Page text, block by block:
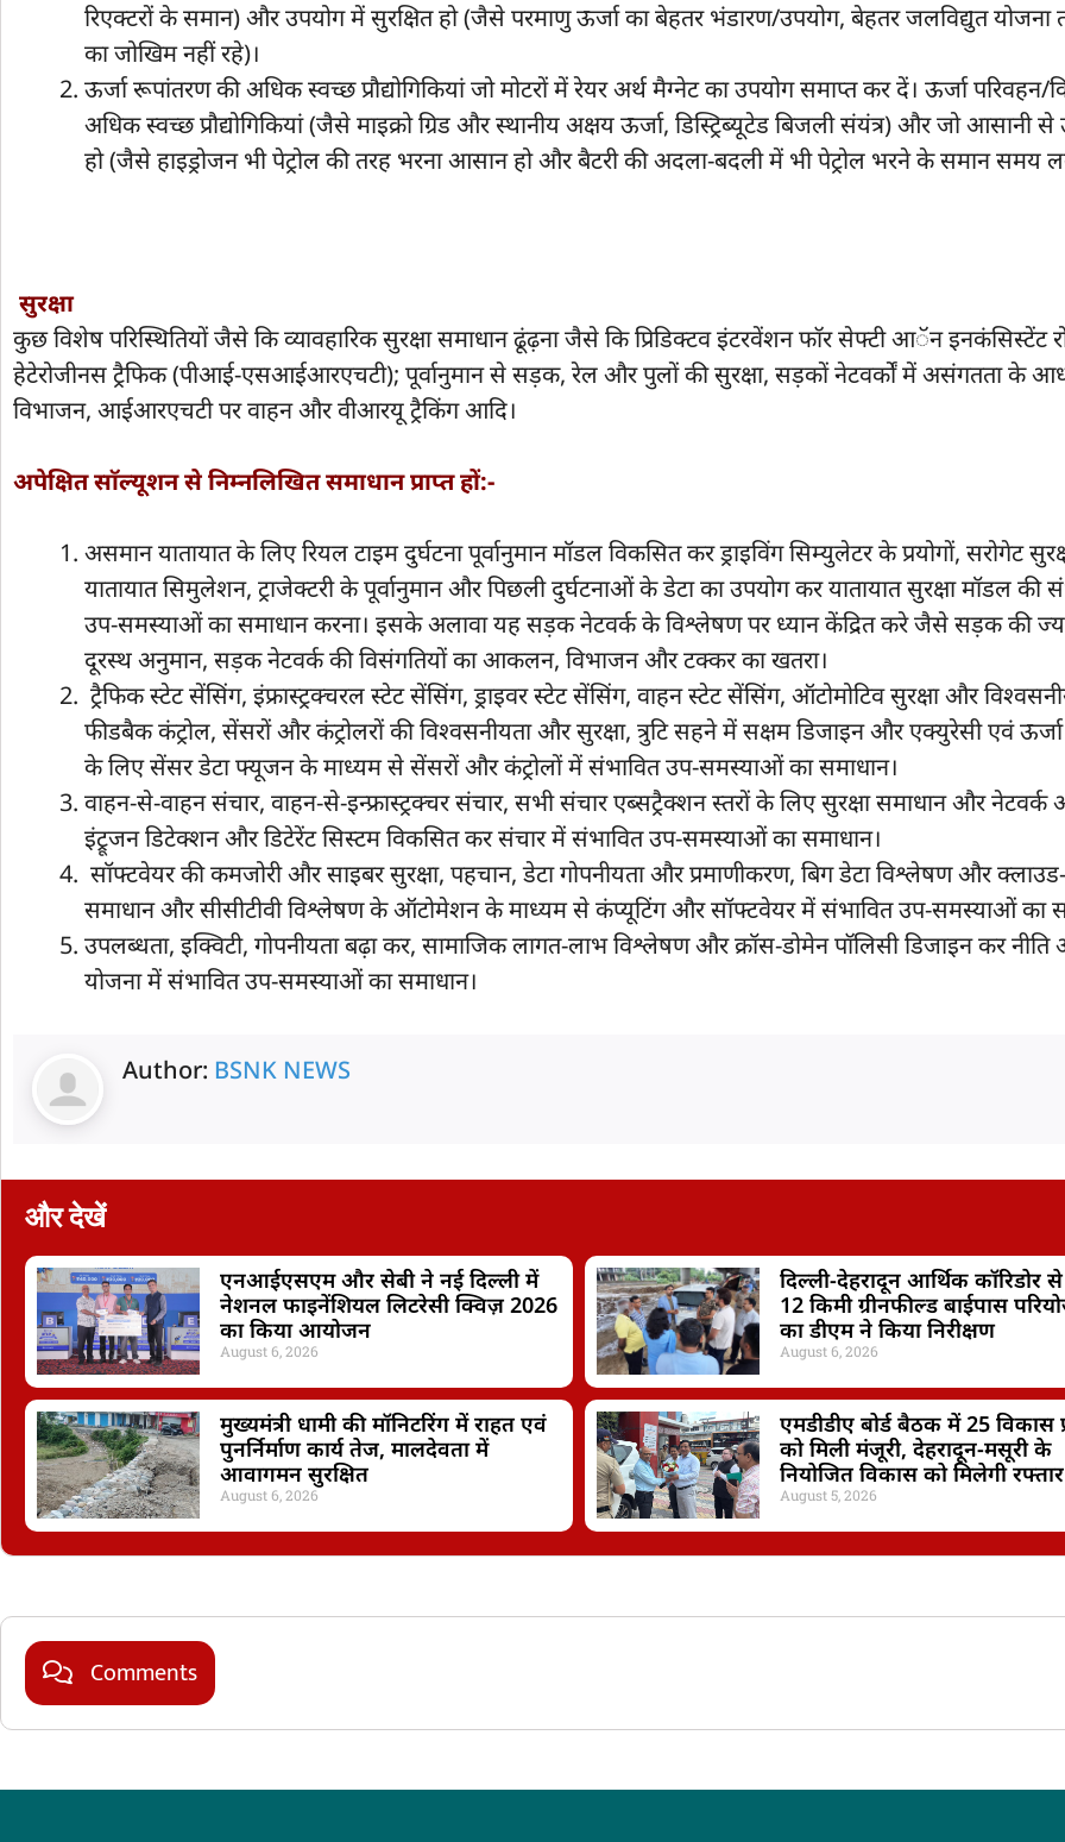
रिएक्टरों के समान) और उपयोग में सुरक्षित हो (जैसे परमाणु ऊर्जा का बेहतर भंडारण/उपयोग, बेहतर जलविद्युत योजना
का जोखिम नहीं रहे)।
ऊर्जा रूपांतरण की अधिक स्वच्छ प्रौद्योगिकियां जो मोटरों में रेयर अर्थ मैग्नेट का उपयोग समाप्त कर दें। ऊर्जा परिवहन/
अधिक स्वच्छ प्रौद्योगिकियां (जैसे माइक्रो ग्रिड और स्थानीय अक्षय ऊर्जा, डिस्ट्रिब्यूटेड बिजली संयंत्र) और जो आसानी
हो (जैसे हाइड्रोजन भी पेट्रोल की तरह भरना आसान हो और बैटरी की अदला-बदली में भी पेट्रोल भरने के समान समय
सुरक्षा
कुछ विशेष परिस्थितियों जैसे कि व्यावहारिक सुरक्षा समाधान ढूंढ़ना जैसे कि प्रिडिक्टव इंटरवेंशन फाॅर सेफ्टी आॅन इनकंसिस्टेंट
हेटेरोजीनस ट्रैफिक (पीआई-एसआईआरएचटी); पूर्वानुमान से सड़क, रेल और पुलों की सुरक्षा, सड़कों नेटवर्कों में असंगतता के
विभाजन, आईआरएचटी पर वाहन और वीआरयू ट्रैकिंग आदि।
अपेक्षित साॅल्यूशन से निम्नलिखित समाधान प्राप्त हों:-
असमान यातायात के लिए रियल टाइम दुर्घटना पूर्वानुमान मॉडल विकसित कर ड्राइविंग सिम्युलेटर के प्रयोगों, सरोगेट
यातायात सिमुलेशन, ट्राजेक्टरी के पूर्वानुमान और पिछली दुर्घटनाओं के डेटा का उपयोग कर यातायात सुरक्षा मॉडल की
उप-समस्याओं का समाधान करना। इसके अलावा यह सड़क नेटवर्क के विश्लेषण पर ध्यान केंद्रित करे जैसे सड़क की
दूरस्थ अनुमान, सड़क नेटवर्क की विसंगतियों का आकलन, विभाजन और टक्कर का खतरा।
ट्रैफिक स्टेट सेंसिंग, इंफ्रास्ट्रक्चरल स्टेट सेंसिंग, ड्राइवर स्टेट सेंसिंग, वाहन स्टेट सेंसिंग, ऑटोमोटिव सुरक्षा और
फीडबैक कंट्रोल, सेंसरों और कंट्रोलरों की विश्वसनीयता और सुरक्षा, त्रुटि सहने में सक्षम डिजाइन और एक्युरेसी एवं
के लिए सेंसर डेटा फ्यूजन के माध्यम से सेंसरों और कंट्रोलों में संभावित उप-समस्याओं का समाधान।
वाहन-से-वाहन संचार, वाहन-से-इन्फ्रास्ट्रक्चर संचार, सभी संचार एब्सट्रैक्शन स्तरों के लिए सुरक्षा समाधान और नेटवर्क
इंट्रूजन डिटेक्शन और डिटेरेंट सिस्टम विकसित कर संचार में संभावित उप-समस्याओं का समाधान।
सॉफ्टवेयर की कमजोरी और साइबर सुरक्षा, पहचान, डेटा गोपनीयता और प्रमाणीकरण, बिग डेटा विश्लेषण और
समाधान और सीसीटीवी विश्लेषण के ऑटोमेशन के माध्यम से कंप्यूटिंग और सॉफ्टवेयर में संभावित उप-समस्याओं का
उपलब्धता, इक्विटी, गोपनीयता बढ़ा कर, सामाजिक लागत-लाभ विश्लेषण और क्रॉस-डोमेन पाॅलिसी डिजाइन कर
योजना में संभावित उप-समस्याओं का समाधान।
Author: BSNK NEWS
और देखें
एनआईएसएम और सेबी ने नई दिल्ली में
नेशनल फाइनेंशियल लिटरेसी क्विज़ 2026
का किया आयोजन
August 6, 2026
दिल्ली-देहरादून आर्थिक कॉरिडोर
12 किमी ग्रीनफील्ड बाईपास
का डीएम ने किया निरीक्षण
August 6, 2026
मुख्यमंत्री धामी की मॉनिटरिंग में राहत एवं
पुनर्निर्माण कार्य तेज, मालदेवता में
आवागमन सुरक्षित
August 6, 2026
एमडीडीए बोर्ड बैठक में 25 विकास
को मिली मंजूरी, देहरादून-मसूरी के
नियोजित विकास को मिलेगी रफ्तार
August 5, 2026
Comments